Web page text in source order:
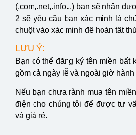
(.com,.net,.info...) bạn sẽ nhận
2 sẽ yêu cầu bạn xác minh là
chuột vào xác minh để hoàn tất
LƯU Ý:
Bạn có thể đăng ký tên miền bất
gồm cả ngày lễ và ngoài giờ hành
Nếu bạn chưa rành mua tên
điện cho chúng tôi để được tư
và giá rẻ.